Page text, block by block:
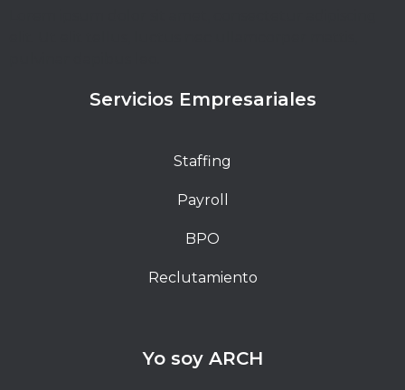
Servicios Empresariales
Staffing
Payroll
BPO
Reclutamiento
Yo soy ARCH